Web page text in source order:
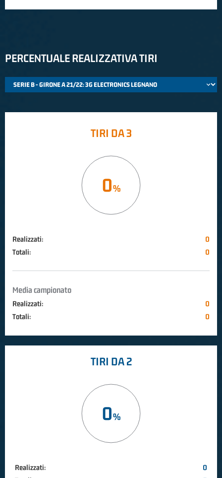
PERCENTUALE REALIZZATIVA TIRI
TIRI DA 3
0
Realizzati:
0
Totali:
0
Media campionato
Realizzati:
0
Totali:
0
TIRI DA 2
0
Realizzati:
0